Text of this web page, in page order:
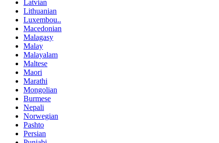
Latvian
Lithuanian
Luxembou..
Macedonian
Malagasy
Malay
Malayalam
Maltese
Maori
Marathi
Mongolian
Burmese
Nepali
Norwegian
Pashto
Persian